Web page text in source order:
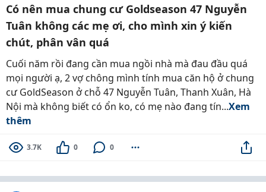
Có nên mua chung cư Goldseason 47 Nguyễn
Tuân không các mẹ ơi, cho mình xin ý kiến
chút, phân vân quá
Cuối năm rồi đang cần mua ngồi nhà mà đau đầu quá
mọi người ạ, 2 vợ chông mình tính mua căn hộ ở chung
cư GoldSeason ở chỗ 47 Nguyễn Tuân, Thanh Xuân, Hà
Nội mà không biết có ổn ko, có mẹ nào đang tín...Xem
thêm
3.7K 0 0